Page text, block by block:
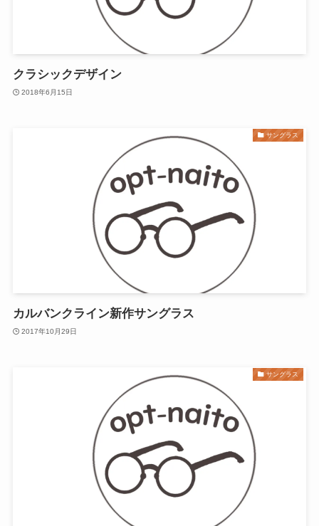
クラシックデザイン
2018年6月15日
サングラス
カルバンクライン新作サングラス
2017年10月29日
サングラス